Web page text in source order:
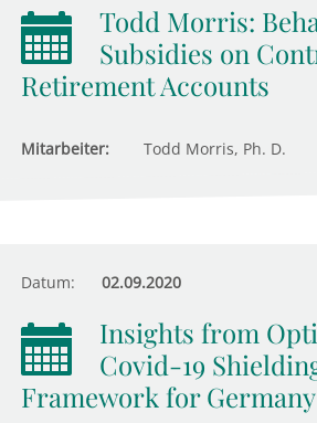
Todd Morris:
Subsidies on
Retirement Accounts
Mitarbeiter: Todd Morris, Ph. D.
Datum: 02.09.2020
Insights from
Covid-19
Framework for Germany